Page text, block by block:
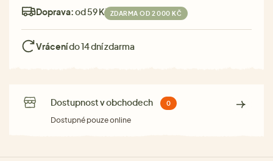
Doprava:od 59 Kč ZDARMA OD 2 000 KČ
Vrácenído 14 dní zdarma
Dostupnost v obchodech 0
Dostupné pouze online